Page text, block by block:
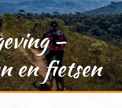
–
en fietsen